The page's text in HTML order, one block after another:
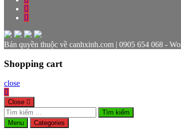
Bản quyền thuộc về canhxinh.com | 0905 654 068 -
Shopping cart
close
Close
Tìm
kiếm
cho:
Menu Categories